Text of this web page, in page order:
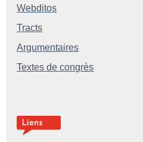
Webditos
Tracts
Argumentaires
Textes de congrès